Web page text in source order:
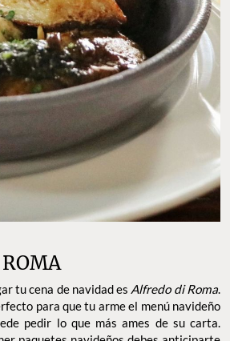
tu cena de navidad es Alfredo di Roma.
para que tu arme el menú navideño
pedir lo que más ames de su carta.